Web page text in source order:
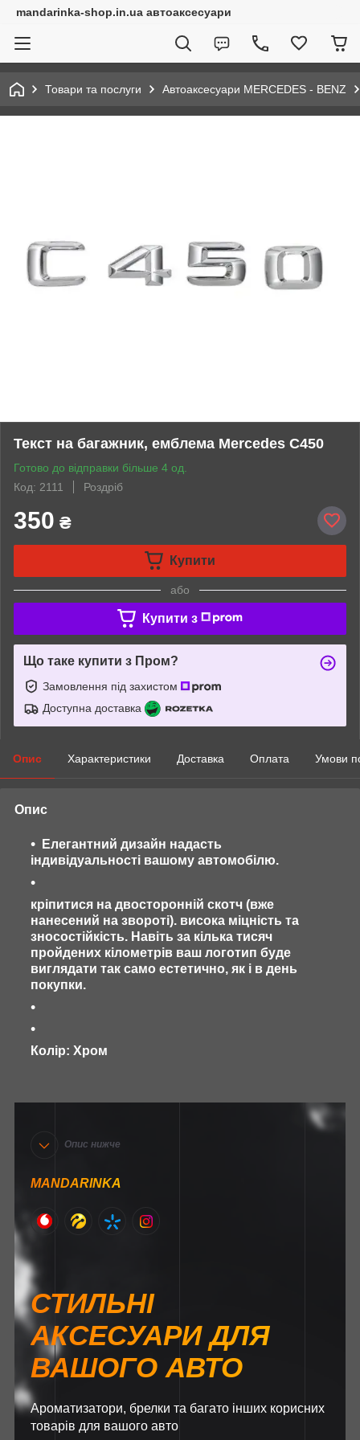
mandarinka-shop.in.ua автоаксесуари
Товари та послуги Автоаксесуари MERCEDES - BENZ
Текст на багажник, емблема Mercedes C450
Готово до відправки більше 4 од.
Код: 2111
Роздріб
350 ₴
Купити
або
Купити з
Що таке купити з Пром?
Замовлення під захистом
Доступна доставка
Опис Характеристики Доставка Оплата Умови
Опис
Елегантний дизайн надасть
індивідуальності вашому автомобілю.
кріпитися на двосторонній скотч (вже
нанесений на звороті). висока міцність та
зносостійкість. Навіть за кілька тисяч
пройдених кілометрів ваш логотип буде
виглядати так само естетично, як і в день
покупки.
Колір: Хром
Опис нижче
MANDARINKA
СТИЛЬНІ
АКСЕСУАРИ ДЛЯ
ВАШОГО АВТО
Ароматизатори, брелки та багато інших корисних
товарів для вашого авто